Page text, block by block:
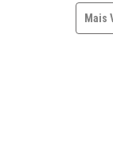
Mais